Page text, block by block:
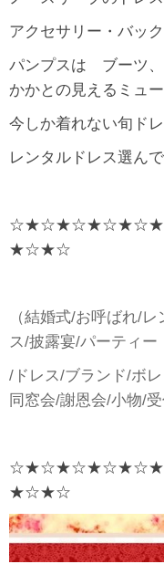
アクセサリー・バッ
パンプスは ブーツ、
かかとの見えるミュ
今しか着れない旬ド
レンタルドレス選ん
★☆★☆
（結婚式/お呼ばれ/
ス/披露宴/パーティー
/ドレス/ブランド/ボ
同窓会/謝恩会/小物/受
★☆★☆